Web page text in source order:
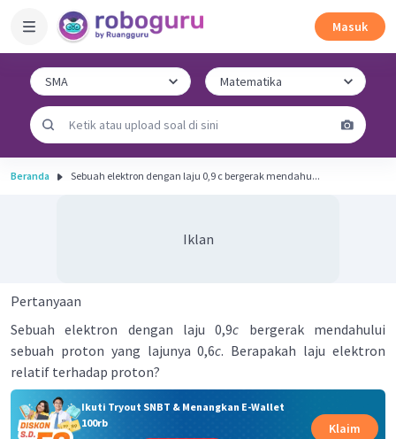
Masuk
Beranda Sebuah elektron dengan laju 0,9 c bergerak mendahu...
Iklan
Pertanyaan
Sebuah elektron dengan laju 0,9c bergerak mendahului
sebuah proton yang lajunya 0,6c. Berapakah laju elektron
relatif terhadap proton?
Ikuti Tryout SNBT & Menangkan E-Wallet
100rb
Klaim